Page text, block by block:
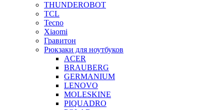
THUNDEROBOT
TCL
Tecno
Xiaomi
Гравитон
Рюкзаки для ноутбуков
ACER
BRAUBERG
GERMANIUM
LENOVO
MOLESKINE
PIQUADRO